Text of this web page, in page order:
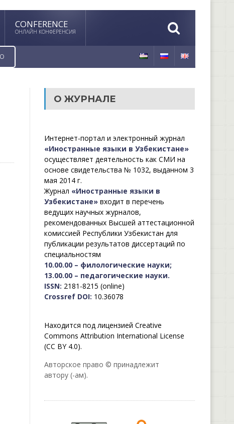
CONFERENCE
ОНЛАЙН КОНФЕРЕНСИЯ
О ЖУРНАЛЕ
Интернет-портал и электронный журнал
«Иностранные языки в Узбекистане»
осуществляет деятельность как СМИ на
основе свидетельства № 1032, выданном 3
мая 2014 г.
Журнал «Иностранные языки в
Узбекистане»входит в перечень
ведущих научных журналов,
рекомендованных Высшей аттестационной
комиссией Республики Узбекистан для
публикации результатов диссертаций по
специальностям
10.00.00 – филологические науки;
13.00.00 – педагогические науки.
ISSN: 2181-8215 (online)
Crossref DOI: 10.36078
Находится под лицензией Creative
Commons Attribution International License
(CC BY 4.0).
Авторское право © принадлежит
автору (-ам).